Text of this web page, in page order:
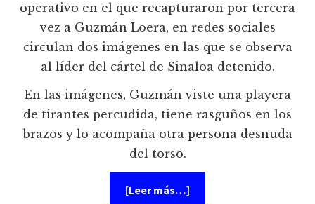
operativo en el que recapturaron por tercera
vez a Guzmán Loera, en redes sociales
circulan dos imágenes en las que se observa
al líder del cártel de Sinaloa detenido.
En las imágenes, Guzmán viste una playera
de tirantes percudida, tiene rasguños en los
brazos y lo acompaña otra persona desnuda
del torso.
[Leer más…]